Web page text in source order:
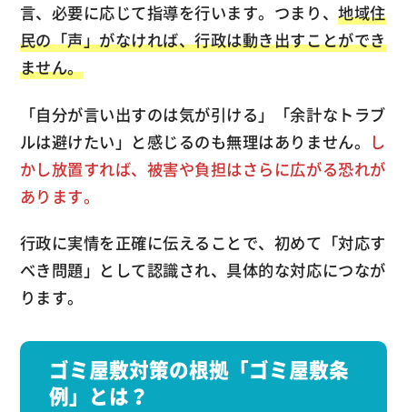
言、必要に応じて指導を行います。つまり、地域住
民の「声」がなければ、行政は動き出すことができ
ません。
「自分が言い出すのは気が引ける」「余計なトラブ
ルは避けたい」と感じるのも無理はありません。 し
かし放置すれば、被害や負担はさらに広がる恐れが
あります。
行政に実情を正確に伝えることで、初めて「対応す
べき問題」として認識され、具体的な対応につなが
ります。
ゴミ屋敷対策の根拠「ゴミ屋敷条
例」とは？